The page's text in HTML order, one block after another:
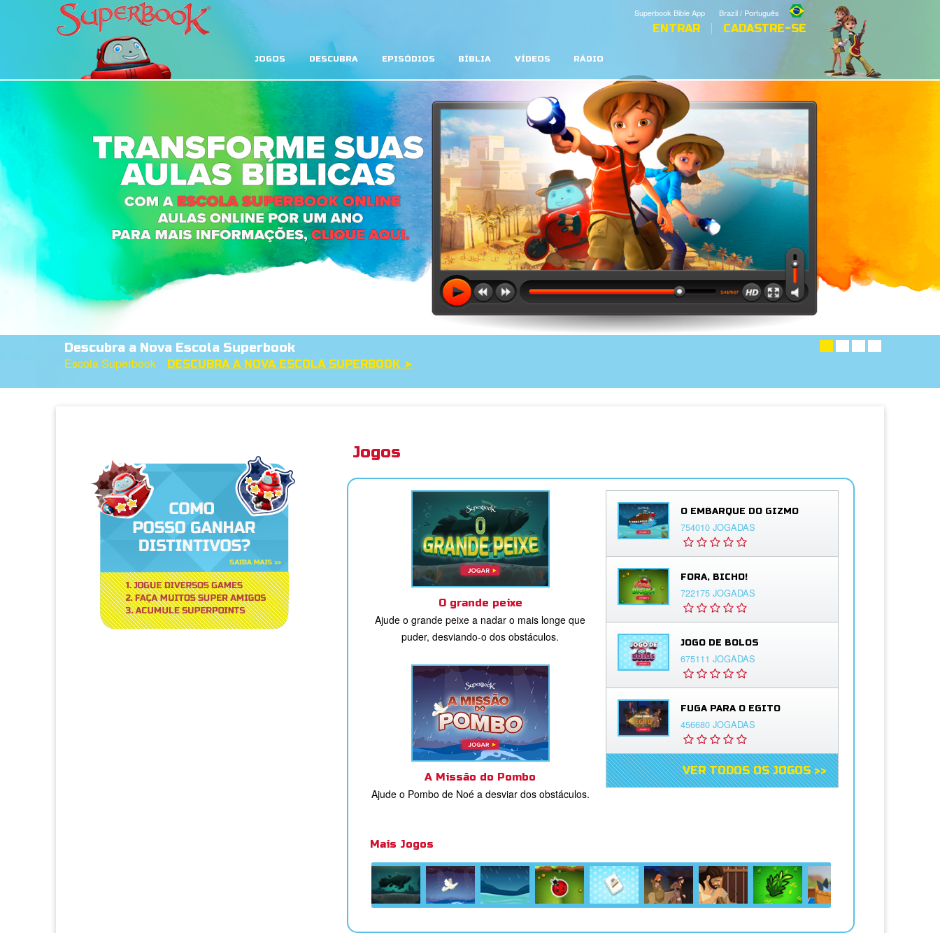
Brazil / Português
Superbook Bible App
ENTRAR CADASTRE-SE
JOGOS DESCUBRA EPISÓDIOS BÍBLIA VÍDEOS RÁDIO
Descubra a Nova Escola Superbook
Escola Superbook DESCUBRA A NOVA ESCOLA SUPERBOOK ➤
Jogos
O grande peixe
Ajude o grande peixe a nadar o mais longe que
puder, desviando-o dos obstáculos.
A Missão do Pombo
Ajude o Pombo de Noé a desviar dos obstáculos.
O EMBARQUE DO GIZMO
754010 JOGADAS
FORA, BICHO!
722175 JOGADAS
JOGO DE BOLOS
675111 JOGADAS
FUGA PARA O EGITO
456680 JOGADAS
VER TODOS OS JOGOS >>
Mais Jogos